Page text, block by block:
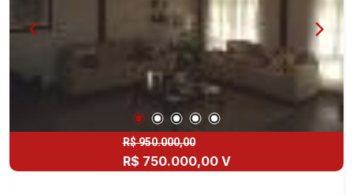
R$ 950.000,00
R$ 750.000,00 V